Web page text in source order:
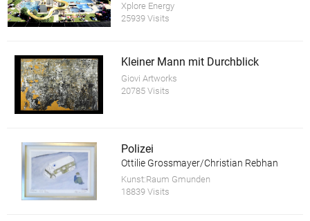
Xplore Energy
25939 Visits
Kleiner Mann mit Durchblick
Giovi Artworks
20785 Visits
Polizei
Ottilie Grossmayer/Christian Rebhan
Kunst:Raum Gmunden
18839 Visits